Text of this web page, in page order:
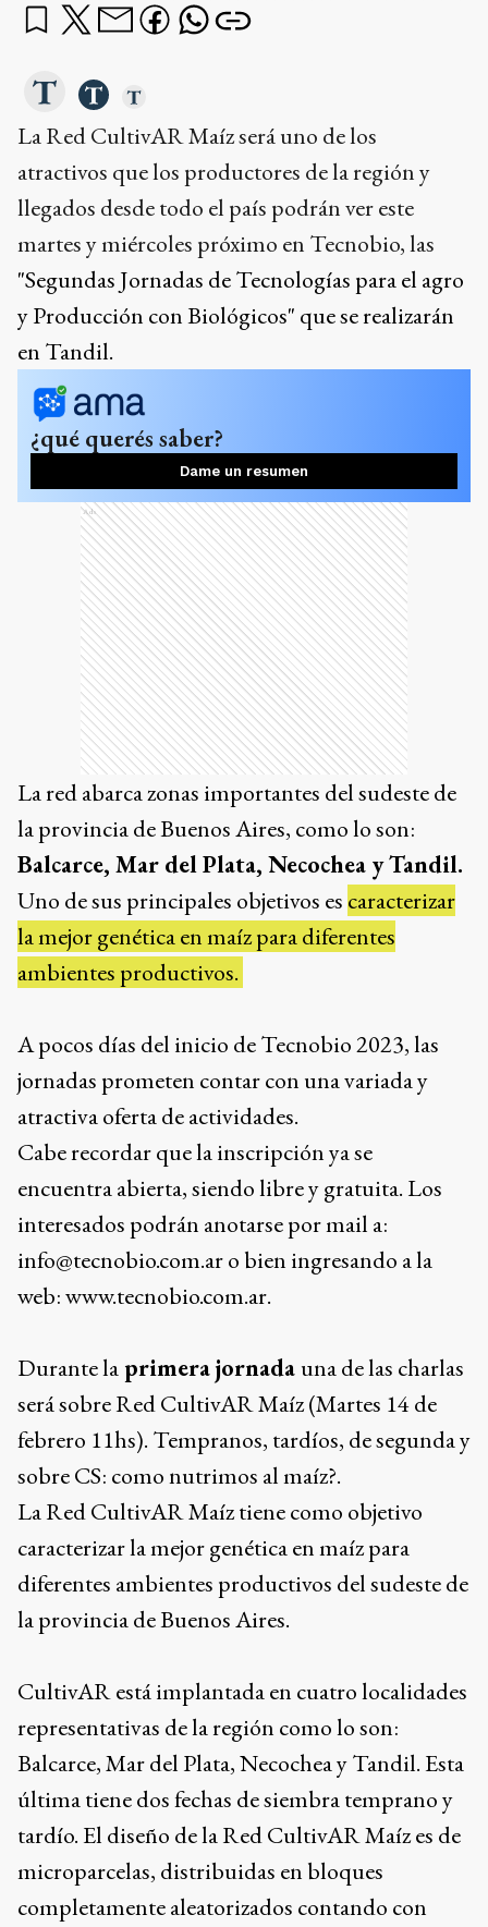
La Red CultivAR Maíz será uno de los
atractivos que los productores de la región y
llegados desde todo el país podrán ver este
martes y miércoles próximo en Tecnobio, las
"Segundas Jornadas de Tecnologías para el agro
y Producción con Biológicos" que se realizarán
en Tandil.
¿qué querés saber?
Dame un resumen
Ads
La red abarca zonas importantes del sudeste de
la provincia de Buenos Aires, como lo son:
Balcarce, Mar del Plata, Necochea y Tandil.
Uno de sus principales objetivos es caracterizar
la mejor genética en maíz para diferentes
ambientes productivos.
A pocos días del inicio de Tecnobio 2023, las
jornadas prometen contar con una variada y
atractiva oferta de actividades.
Cabe recordar que la inscripción ya se
encuentra abierta, siendo libre y gratuita. Los
interesados podrán anotarse por mail a:
info@tecnobio.com.ar o bien ingresando a la
web: www.tecnobio.com.ar.
Durante la primera jornadauna de las charlas
será sobre Red CultivAR Maíz (Martes 14 de
febrero 11hs). Tempranos, tardíos, de segunda y
sobre CS: como nutrimos al maíz?.
La Red CultivAR Maíz tiene como objetivo
caracterizar la mejor genética en maíz para
diferentes ambientes productivos del sudeste de
la provincia de Buenos Aires.
CultivAR está implantada en cuatro localidades
representativas de la región como lo son:
Balcarce, Mar del Plata, Necochea y Tandil. Esta
última tiene dos fechas de siembra temprano y
tardío. El diseño de la Red CultivAR Maíz es de
microparcelas, distribuidas en bloques
completamente aleatorizados contando con